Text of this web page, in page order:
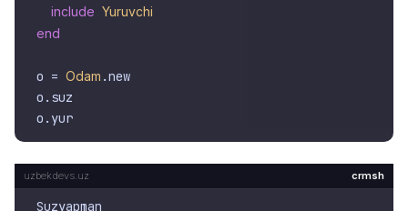
include Yuruvchi
end
o = Odam .new
o.suz
crmsh
Suzyapman